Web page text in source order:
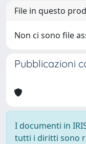
File in questo
Non ci sono file
Pubblicazioni
I documenti in
tutti i diritti sono